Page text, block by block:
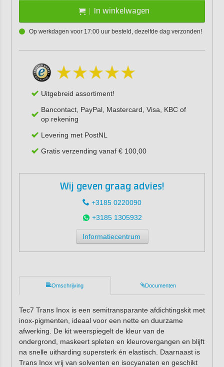
In winkelwagen
Op werkdagen voor 17:00 uur besteld, dezelfde dag verzonden!
Uitgebreid assortiment!
Bancontact, PayPal, Mastercard, Visa, KBC of
op rekening
Levering met PostNL
Gratis verzending vanaf € 100,00
Wij geven graag advies!
+3185 0220090
+3185 1305932
Informatiecentrum
Omschrijving Documenten
Tec7 Trans Inox is een semitransparante afdichtingskit met
inox-pigmenten, ideaal voor een nette en duurzame
afwerking. De kit weerspiegelt de kleur van de
ondergrond, maskeert spleten en kleurovergangen en blijft
na snelle uitharding supersterk én elastisch. Daarnaast is
Trans Inox vrij van solventen en isocyanaten en geschikt